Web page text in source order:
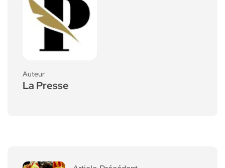
Auteur
La Presse